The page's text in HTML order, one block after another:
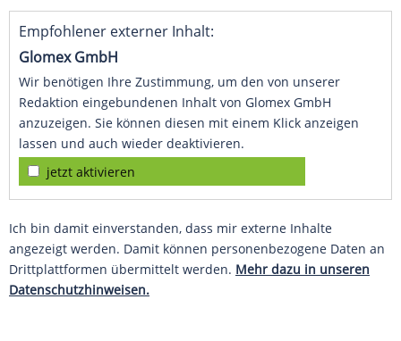
Empfohlener externer Inhalt:
Glomex GmbH
Wir benötigen Ihre Zustimmung, um den von unserer
Redaktion eingebundenen Inhalt von Glomex GmbH
anzuzeigen. Sie können diesen mit einem Klick anzeigen
lassen und auch wieder deaktivieren.
jetzt aktivieren
Ich bin damit einverstanden, dass mir externe Inhalte
angezeigt werden. Damit können personenbezogene Daten an
Drittplattformen übermittelt werden. Mehr dazu in unseren
Datenschutzhinweisen.